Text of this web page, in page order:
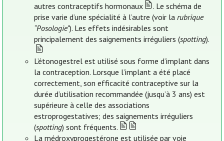
autres contraceptifs hormonaux
. Le schéma de
prise varie d’une spécialité à l’autre (voir larubrique
“Posologie”). Les effets indésirables sont
principalement des saignements irréguliers (spotting).
L’étonogestrel est utilisé sous forme d’implant dans
la contraception. Lorsque l’implant a été placé
correctement, son efficacité contraceptive sur la
durée d’utilisation recommandée (jusqu’à 3 ans) est
supérieure à celle des associations
estroprogestatives; des saignements irréguliers
(spotting) sont fréquents.
La médroxyprogestérone est utilisée par voie